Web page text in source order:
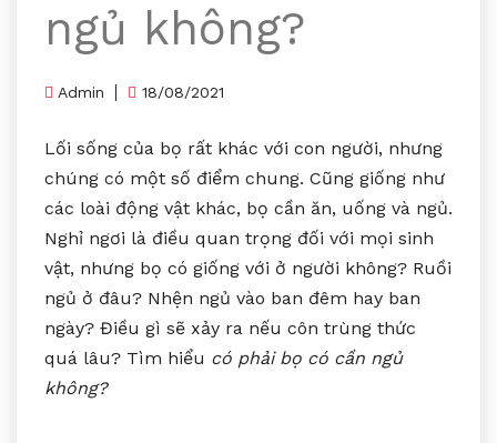
ngủ không?
Admin 18/08/2021
Lối sống của bọ rất khác với con người, nhưng
chúng có một số điểm chung. Cũng giống như
các loài động vật khác, bọ cần ăn, uống và ngủ.
Nghỉ ngơi là điều quan trọng đối với mọi sinh
vật, nhưng bọ có giống với ở người không? Ruồi
ngủ ở đâu? Nhện ngủ vào ban đêm hay ban
ngày? Điều gì sẽ xảy ra nếu côn trùng thức
quá lâu? Tìm hiểu có phải bọ có cần ngủ
không?